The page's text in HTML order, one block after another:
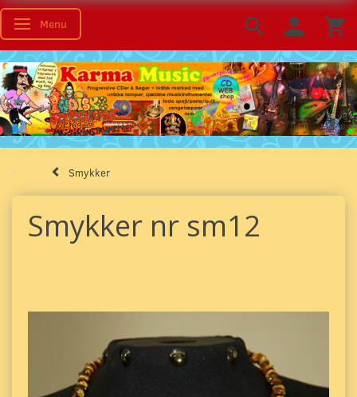
Skifte navigation
Menu
Smykker
Smykker nr sm12